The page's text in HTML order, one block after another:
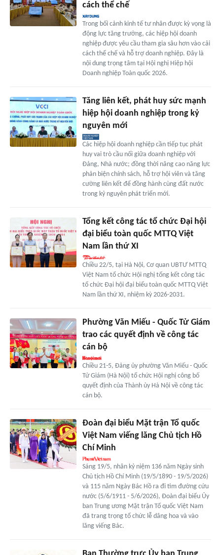
cách thể chế
Trong bối cảnh kinh tế tư nhân được kỳ vọng là
động lực tăng trưởng, các hiệp hội doanh
nghiệp được yêu cầu tham gia sâu hơn vào cải
cách thể chế và hỗ trợ doanh nghiệp. Đây là
nội dung trọng tâm tại Hội nghị Hiệp hội
Doanh nghiệp Toàn quốc 2026.
Tăng liên kết, phát huy sức mạnh
hiệp hội doanh nghiệp trong kỷ
nguyên mới
Các hiệp hội doanh nghiệp cần tiếp tục phát
huy vai trò cầu nối giữa doanh nghiệp với
Đảng, Nhà nước; đồng thời nâng cao năng lực
phản biện chính sách, hỗ trợ hội viên và tăng
cường liên kết để đồng hành cùng đất nước
trong kỷ nguyên phát triển mới.
Tổng kết công tác tổ chức Đại hội
đại biểu toàn quốc MTTQ Việt
Nam lần thứ XI
Chiều 22/5, tại Hà Nội, Cơ quan UBTƯ MTTQ
Việt Nam tổ chức Hội nghị tổng kết công tác
tổ chức Đại hội đại biểu toàn quốc MTTQ Việt
Nam lần thứ XI, nhiệm kỳ 2026-2031.
Phường Văn Miếu - Quốc Tử Giám
trao các quyết định về công tác
cán bộ
Chiều 21-5, Đảng ủy phường Văn Miếu - Quốc
Tử Giám (Hà Nội) tổ chức Hội nghị công bố
quyết định của Thành ủy Hà Nội về công tác
cán bộ.
Đoàn đại biểu Mặt trận Tổ quốc
Việt Nam viếng lăng Chủ tịch Hồ
Chí Minh
Sáng 19/5, nhân kỷ niệm 136 năm Ngày sinh
Chủ tịch Hồ Chí Minh (19/5/1890 - 19/5/2026)
và 115 năm Ngày Bác Hồ ra đi tìm đường cứu
nước (5/6/1911 - 5/6/2026), Đoàn đại biểu Ủy
ban Trung ương Mặt trận Tổ quốc Việt Nam
đã trang trọng tổ chức lễ dâng hoa và vào
lăng viếng Bác.